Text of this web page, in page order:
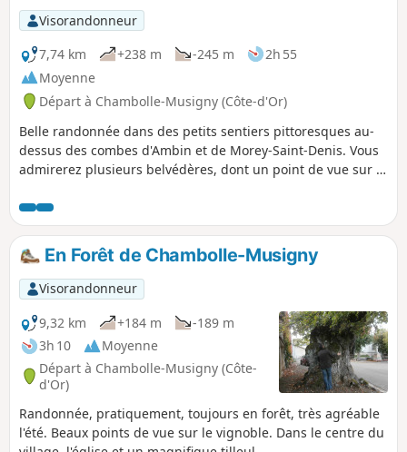
Visorandonneur
7,74 km
+238 m -245 m
2h 55
Moyenne
Départ à Chambolle-Musigny (Côte-d'Or)
Belle randonnée dans des petits sentiers pittoresques au-
dessus des combes d'Ambin et de Morey-Saint-Denis. Vous
admirerez plusieurs belvédères, dont un point de vue sur le
la Combe d'Ambin, et un dernier sur le vignoble de Morey-
Saint-Denis. Au passage, découvrez la grotte de la Chambre
aux fées. Vous passerez aussi à côté de l'élevage équestre
de la montagne de Morey. Certains passages nécessitent
une attention particulière pour s'orienter, l'application (ou
un GPS de randonnée) est conseillée.
En Forêt de Chambolle-Musigny
Visorandonneur
9,32 km
+184 m
-189 m
3h 10
Moyenne
Départ à Chambolle-Musigny (Côte-
d'Or)
Randonnée, pratiquement, toujours en forêt, très agréable
l'été. Beaux points de vue sur le vignoble. Dans le centre du